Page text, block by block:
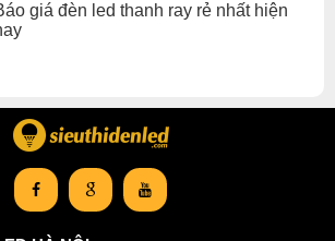
giá đèn led thanh ray rẻ nhất hiện